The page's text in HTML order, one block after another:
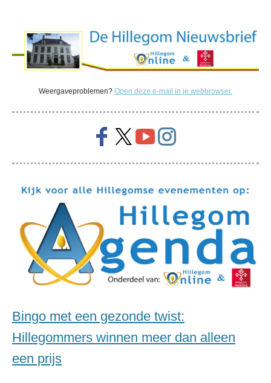
Weergaveproblemen? Open deze e-mail in je webbrowser.
Bingo met een gezonde twist:
Hillegommers winnen meer dan alleen
een prijs